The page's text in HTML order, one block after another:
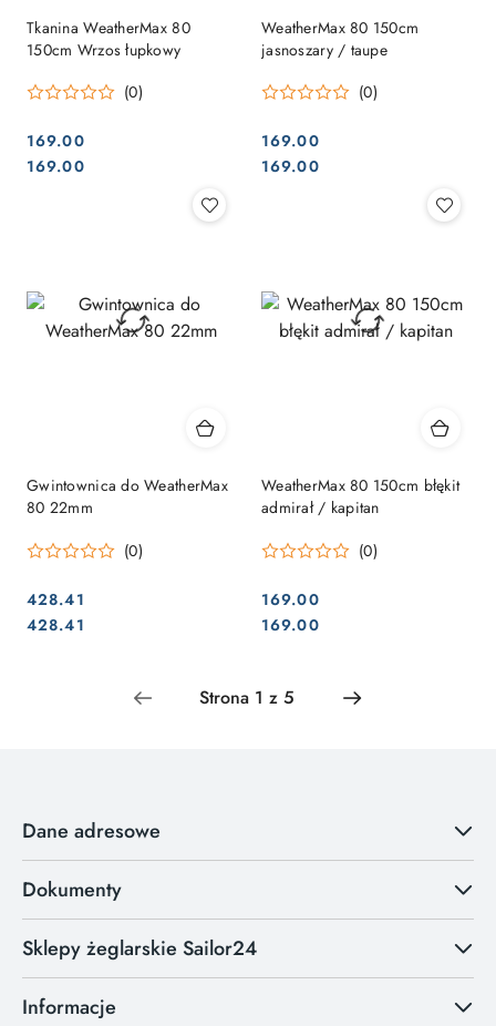
Tkanina WeatherMax 80
150cm Wrzos łupkowy
(0)
Cena:
169.00
Cena:
169.00
WeatherMax 80 150cm
jasnoszary / taupe
(0)
Cena:
169.00
Cena:
169.00
Gwintownica do WeatherMax
80 22mm
(0)
Cena:
428.41
Cena:
428.41
WeatherMax 80 150cm błękit
admirał / kapitan
(0)
Cena:
169.00
Cena:
169.00
Dane adresowe
Dokumenty
Sklepy żeglarskie Sailor24
Informacje